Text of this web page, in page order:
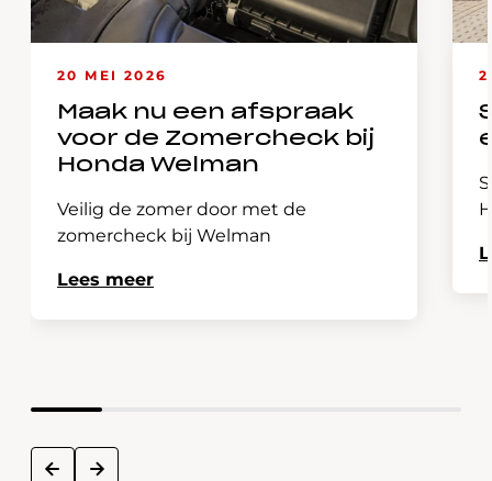
20 MEI 2026
Maak nu een afspraak
voor de Zomercheck bij
Honda Welman
Veilig de zomer door met de
zomercheck bij Welman
Lees meer
prev next